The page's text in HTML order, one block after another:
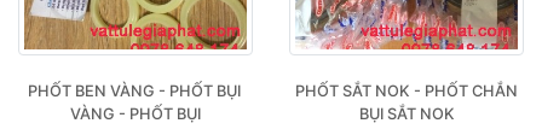
PHỐT BEN VÀNG - PHỐT BỤI
VÀNG - PHỐT BỤI
PHỐT SẮT NOK - PHỐT CHẮN
BỤI SẮT NOK